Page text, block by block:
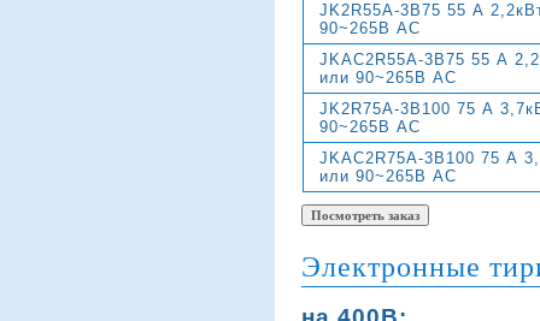
JK2R55A-3B75 55 А
90~265В АС
JKAC2R55A-3B75 55 А
или 90~265В АС
JK2R75A-3B100 75 А
90~265В АС
JKAC2R75A-3B100 75 А
или 90~265В АС
Электронные